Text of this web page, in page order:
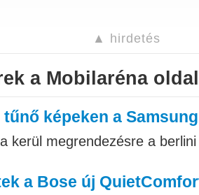
▲ hirdetés
a Mobilaréna
képeken a
kerül megrendezésre a
a Bose új